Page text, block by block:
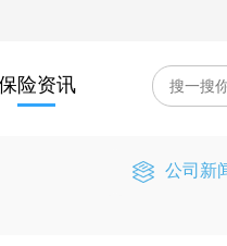
险资讯
公司新